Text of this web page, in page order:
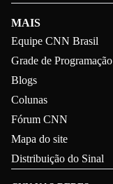
MAIS
Equipe CNN Brasil
Grade de Programação
Blogs
Colunas
Fórum CNN
Mapa do site
Distribuição do Sinal